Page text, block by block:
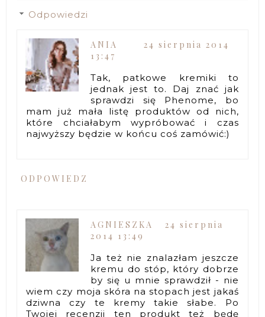
Odpowiedzi
ANIA
24 sierpnia 2014
13:47
Tak, patkowe kremiki to
jednak jest to. Daj znać jak
sprawdzi się Phenome, bo
mam już mała listę produktów od nich,
które chciałabym wypróbować i czas
najwyższy będzie w końcu coś zamówić:)
ODPOWIEDZ
AGNIESZKA
24 sierpnia
2014 13:49
Ja też nie znalazłam jeszcze
kremu do stóp, który dobrze
by się u mnie sprawdził - nie
wiem czy moja skóra na stopach jest jakaś
dziwna czy te kremy takie słabe. Po
Twojej recenzji ten produkt też będę